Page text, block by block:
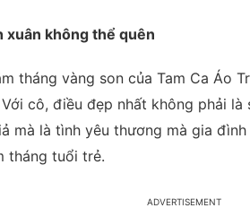
xuân không thể quên
tháng vàng son của Tam Ca Áo
cô, điều đẹp nhất không phải là
mà là tình yêu thương mà gia
tháng tuổi trẻ.